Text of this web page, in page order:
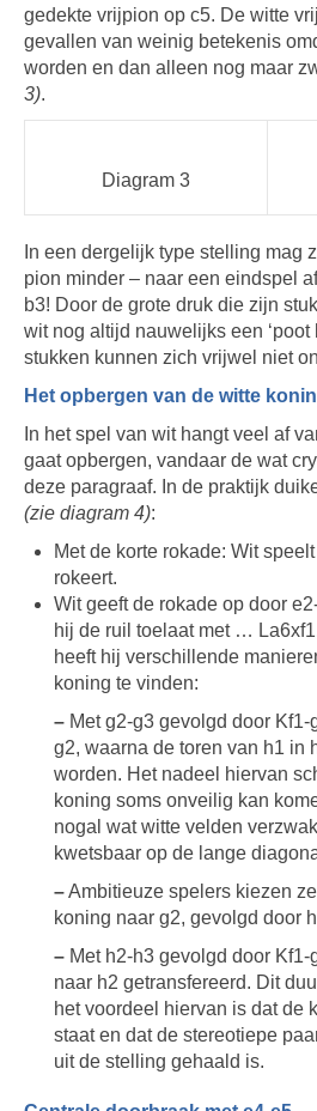
gedekte vrijpion op c5. De witte
gevallen van weinig betekenis
worden en dan alleen nog maar
3).
Diagram 3
In een dergelijk type stelling mag
pion minder – naar een eindspel
b3! Door de grote druk die zijn
wit nog altijd nauwelijks een ‘poot
stukken kunnen zich vrijwel niet
Het opbergen van de witte
In het spel van wit hangt veel af
gaat opbergen, vandaar de wat
deze paragraaf. In de praktijk
(zie diagram 4):
Met de korte rokade: Wit
rokeert.
Wit geeft de rokade op door
hij de ruil toelaat met …
heeft hij verschillende
koning te vinden:
– Met g2-g3 gevolgd door
g2, waarna de toren van h1 in
worden. Het nadeel hiervan
koning soms onveilig kan
nogal wat witte velden
kwetsbaar op de lange
–Ambitieuze spelers kiezen
koning naar g2, gevolgd door
– Met h2-h3 gevolgd door
naar h2 getransfereerd. Dit
het voordeel hiervan is dat de
staat en dat de stereotiepe
uit de stelling gehaald is.